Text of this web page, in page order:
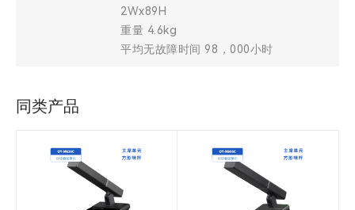
2Wx89H
重量 4.6kg
平均无故障时间 98，000小时
同类产品